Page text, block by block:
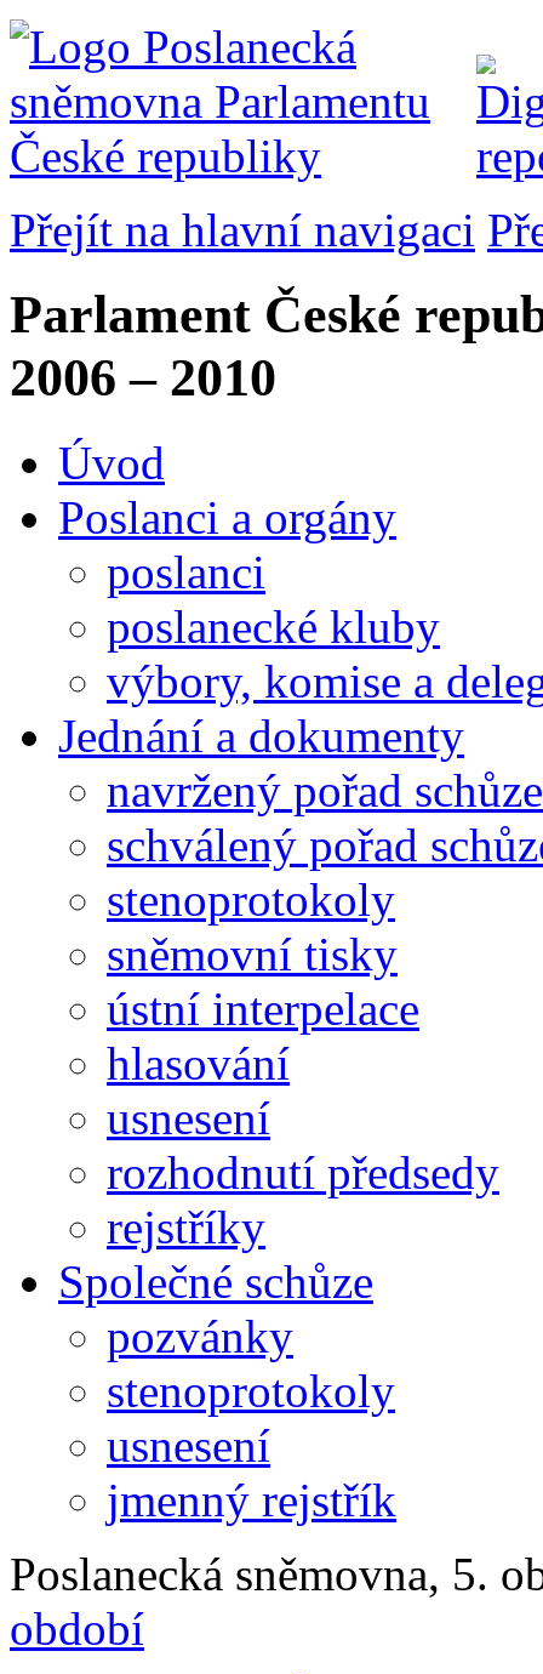
Přejít na hlavní navigaci
Parlament České
2006 – 2010
Úvod
Poslanci a orgány
poslanci
poslanecké kluby
výbory, komise a
Jednání a dokumenty
navržený pořad schůze
schválený pořad
stenoprotokoly
sněmovní tisky
ústní interpelace
hlasování
usnesení
rozhodnutí předsedy
rejstříky
Společné schůze
pozvánky
stenoprotokoly
usnesení
jmenný rejstřík
Poslanecká sněmovna, 5.
období